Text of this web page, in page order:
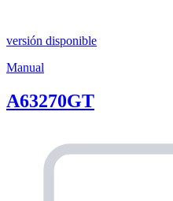
versión disponible
Manual
A63270GT